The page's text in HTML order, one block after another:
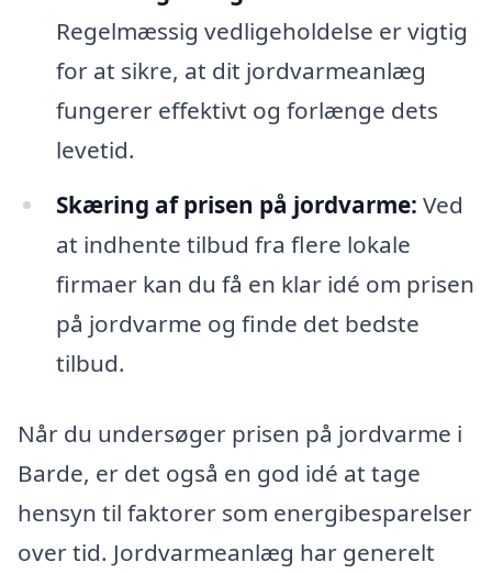
Regelmæssig vedligeholdelse er vigtig
for at sikre, at dit jordvarmeanlæg
fungerer effektivt og forlænge dets
levetid.
Skæring af prisen på jordvarme: Ved
at indhente tilbud fra flere lokale
firmaer kan du få en klar idé om prisen
på jordvarme og finde det bedste
tilbud.
Når du undersøger prisen på jordvarme i
Barde, er det også en god idé at tage
hensyn til faktorer som energibesparelser
over tid. Jordvarmeanlæg har generelt